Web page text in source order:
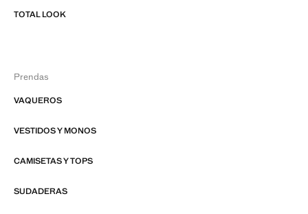
TOTAL LOOK
Prendas
VAQUEROS
VESTIDOS Y MONOS
CAMISETAS Y TOPS
SUDADERAS